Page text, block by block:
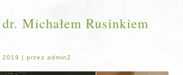
Michałem Rusinkiem
2019 |przez admin2